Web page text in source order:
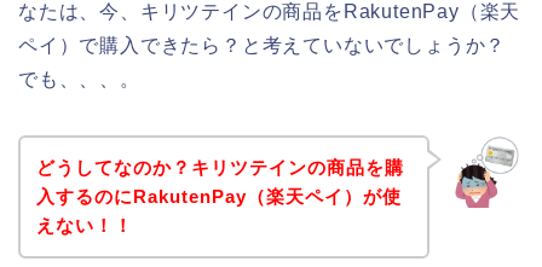
なたは、今、キリツテインの商品をRakutenPay（楽天
ペイ）で購入できたら？と考えていないでしょうか？
でも、、、。
どうしてなのか？キリツテインの商品を購
入するのにRakutenPay（楽天ペイ）が使
えない！！